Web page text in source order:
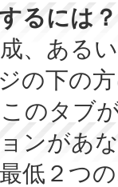
るには？
、ある
の下の
のタブ
ンがあ
低２つ